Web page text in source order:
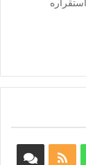
ملخص